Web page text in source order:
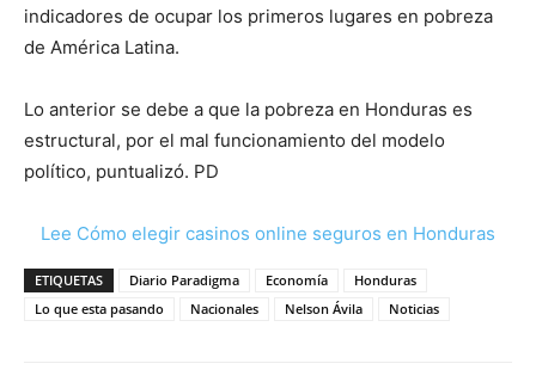
indicadores de ocupar los primeros lugares en pobreza
de América Latina.
Lo anterior se debe a que la pobreza en Honduras es
estructural, por el mal funcionamiento del modelo
político, puntualizó. PD
Lee Cómo elegir casinos online seguros en Honduras
ETIQUETAS Diario Paradigma Economía
Honduras
Lo que esta pasando
Nacionales Nelson Ávila Noticias